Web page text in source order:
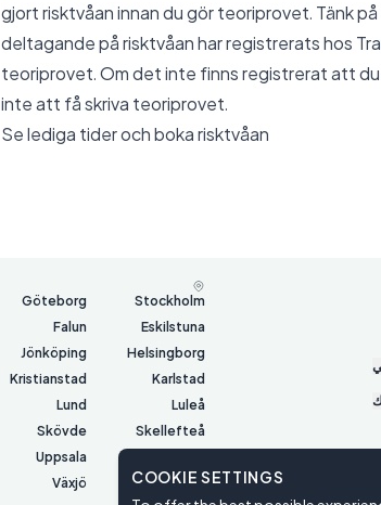
gjort risktvåan innan du gör teoriprovet. Tänk
deltagande på risktvåan har registrerats hos
teoriprovet. Om det inte finns registrerat att
inte att få skriva teoriprovet.
Se lediga tider och boka risktvåan
Stockholm
Göteborg
Eskilstuna
Falun
Helsingborg
Jönköping
Karlstad
Kristianstad
Luleå
Lund
Skellefteå
Skövde
Uppsala
Västerås
Växjö
COOKIE SETTINGS